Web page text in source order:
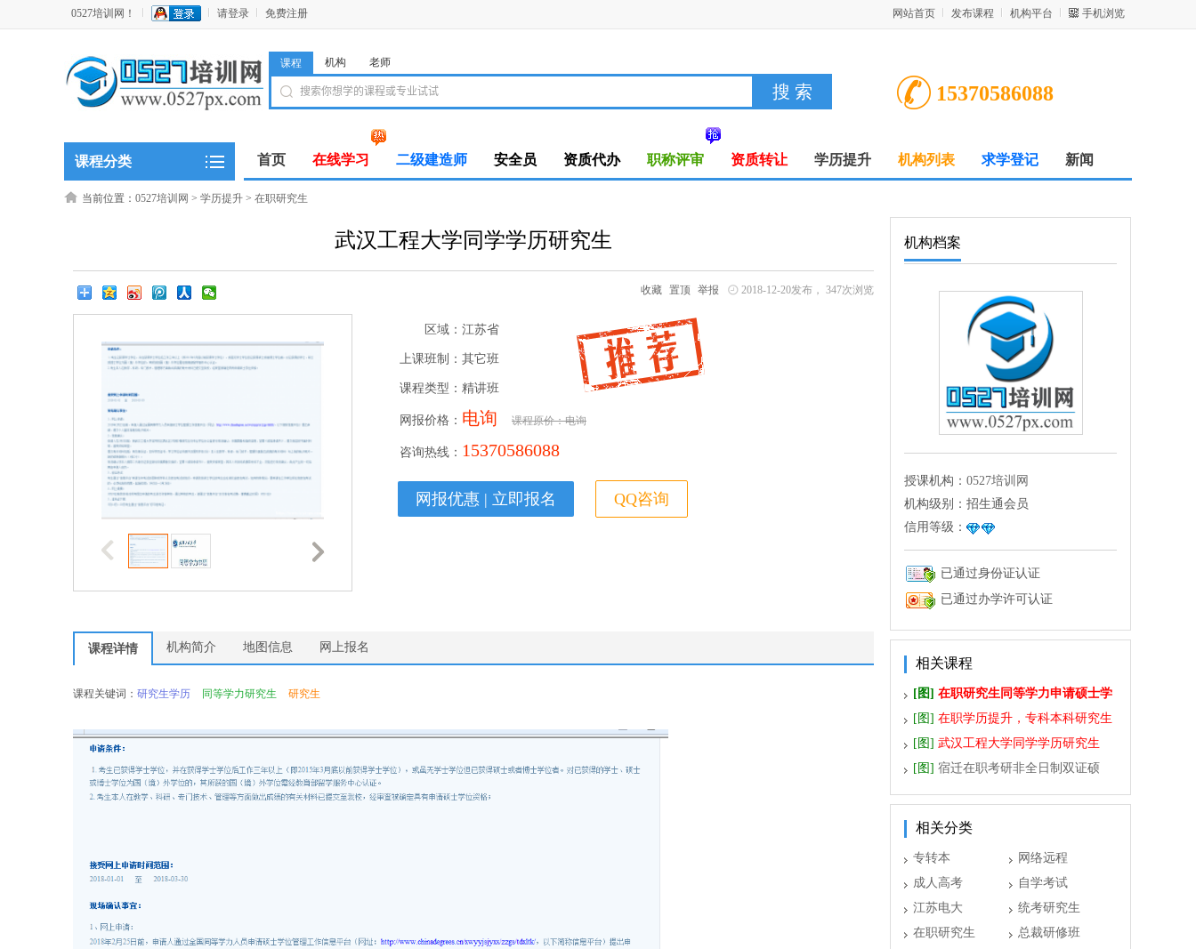
0527培训网！ 请登录 免费注册 手机浏览
机构平台
发布课程
网站首页
15370586088
课程 机构 老师
课程分类 首页 在线学习 二级建造师 安全员 资质代办 职称评审 资质转让 学历提升 机构列表 求学登记 新闻
当前位置： 0527培训网 > 学历提升 > 在职研究生
武汉工程大学同学学历研究生
2018-12-20发布， 347次浏览
收藏 置顶 举报
区域： 江苏省
上课班制： 其它班
课程类型： 精讲班
网报价格： 电询 课程原价：电询
咨询热线： 15370586088
网报优惠 | 立即报名 QQ咨询
课程详情 机构简介 地图信息 网上报名
课程关键词： 研究生学历 同等学力研究生 研究生
机构档案
授课机构： 0527培训网
机构级别： 招生通会员
信用等级：
已通过身份证认证
已通过办学许可认证
相关课程
[图] 在职研究生同等学力申请硕士学
位简章
[图] 在职学历提升，专科本科研究生
[图] 武汉工程大学同学学历研究生
[图] 宿迁在职考研非全日制双证硕
士：南工MBA MEM招生
相关分类
专转本
网络远程
成人高考
自学考试
江苏电大
统考研究生
在职研究生
总裁研修班